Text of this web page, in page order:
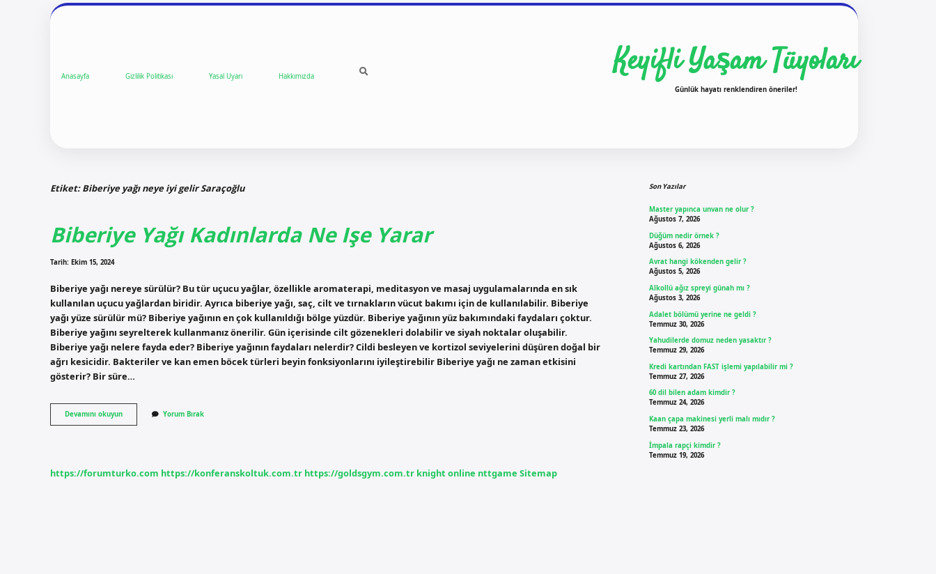
Anasayfa Gizlilik Politikası Yasal Uyarı Hakkımızda Keyifli Yaşam Tüyoları
Günlük hayatı renklendiren öneriler!
Etiket:Biberiye yağı neye iyi gelir Saraçoğlu
Biberiye Yağı Kadınlarda Ne Işe Yarar
Tarih: Ekim 15, 2024
Biberiye yağı nereye sürülür? Bu tür uçucu yağlar, özellikle aromaterapi, meditasyon ve masaj uygulamalarında en sık
kullanılan uçucu yağlardan biridir. Ayrıca biberiye yağı, saç, cilt ve tırnakların vücut bakımı için de kullanılabilir. Biberiye
yağı yüze sürülür mü? Biberiye yağının en çok kullanıldığı bölge yüzdür. Biberiye yağının yüz bakımındaki faydaları çoktur.
Biberiye yağını seyrelterek kullanmanız önerilir. Gün içerisinde cilt gözenekleri dolabilir ve siyah noktalar oluşabilir.
Biberiye yağı nelere fayda eder? Biberiye yağının faydaları nelerdir? Cildi besleyen ve kortizol seviyelerini düşüren doğal bir
ağrı kesicidir. Bakteriler ve kan emen böcek türleri beyin fonksiyonlarını iyileştirebilir Biberiye yağı ne zaman etkisini
gösterir? Bir süre…
Devamını okuyunBiberiye
Yağı
Yorum Bırak
https://forumturko.com https://konferanskoltuk.com.tr https://goldsgym.com.tr knight online nttgame Sitemap
Son Yazılar
Master yapınca unvan ne olur ?
Ağustos 7, 2026
Düğüm nedir örnek ?
Ağustos 6, 2026
Avrat hangi kökenden gelir ?
Ağustos 5, 2026
Alkollü ağız spreyi günah mı ?
Ağustos 3, 2026
Adalet bölümü yerine ne geldi ?
Temmuz 30, 2026
Yahudilerde domuz neden yasaktır ?
Temmuz 29, 2026
Kredi kartından FAST işlemi yapılabilir mi ?
Temmuz 27, 2026
60 dil bilen adam kimdir ?
Temmuz 24, 2026
Kaan çapa makinesi yerli malı mıdır ?
Temmuz 23, 2026
İmpala rapçi kimdir ?
Temmuz 19, 2026